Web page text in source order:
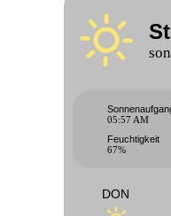
05:57 AM
Feuchtigkeit
67%
DON